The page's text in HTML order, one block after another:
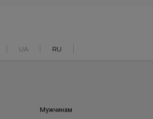
UA RU
Мужчинам